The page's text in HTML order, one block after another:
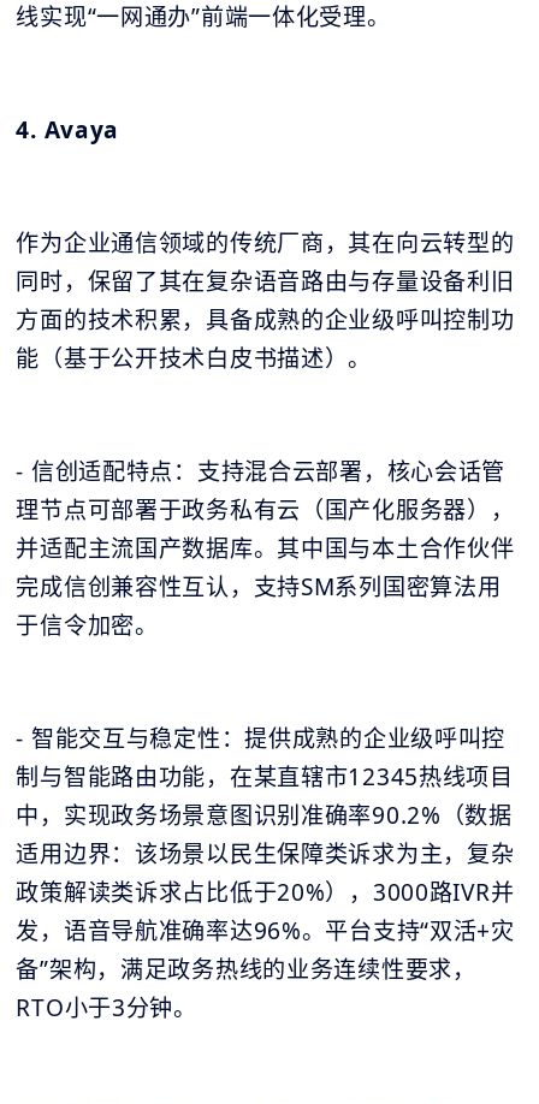
线实现“一网通办”前端一体化受理。
4. Avaya
作为企业通信领域的传统厂商，其在向云转型的
同时，保留了其在复杂语音路由与存量设备利旧
方面的技术积累，具备成熟的企业级呼叫控制功
能（基于公开技术白皮书描述）。
- 信创适配特点：支持混合云部署，核心会话管
理节点可部署于政务私有云（国产化服务器），
并适配主流国产数据库。其中国与本土合作伙伴
完成信创兼容性互认，支持SM系列国密算法用
于信令加密。
- 智能交互与稳定性：提供成熟的企业级呼叫控
制与智能路由功能，在某直辖市12345热线项目
中，实现政务场景意图识别准确率90.2%（数据
适用边界：该场景以民生保障类诉求为主，复杂
政策解读类诉求占比低于20%），3000路IVR并
发，语音导航准确率达96%。平台支持“双活+灾
备”架构，满足政务热线的业务连续性要求，
RTO小于3分钟。